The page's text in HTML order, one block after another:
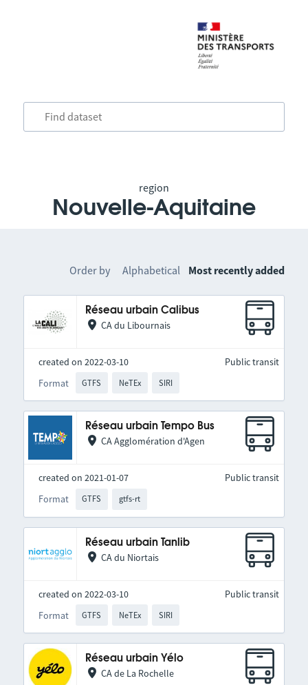
region
Nouvelle-Aquitaine
Order by Alphabetical Most recently added
Réseau urbain Calibus
CA du Libournais
created on 2022-03-10
Format
GTFS NeTEx SIRI
Public transit
Réseau urbain Tempo Bus
CA Agglomération d'Agen
created on 2021-01-07
Format
GTFS gtfs-rt
Public transit
Réseau urbain Tanlib
CA du Niortais
created on 2022-03-10
Format
GTFS NeTEx SIRI
Public transit
Réseau urbain Yélo
CA de La Rochelle